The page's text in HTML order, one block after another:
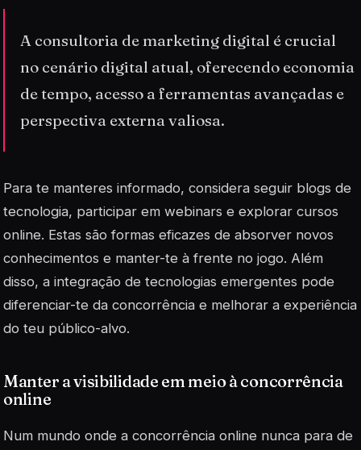
A consultoria de marketing digital é crucial
no cenário digital atual, oferecendo economia
de tempo, acesso a ferramentas avançadas e
perspectiva externa valiosa.
Para te manteres informado, considera seguir blogs de
tecnologia, participar em webinars e explorar cursos
online. Estas são formas eficazes de absorver novos
conhecimentos e manter-te à frente no jogo. Além
disso, a integração de tecnologias emergentes pode
diferenciar-te da concorrência e melhorar a experiência
do teu público-alvo.
Manter a visibilidade em meio à concorrência
online
Num mundo onde a concorrência online nunca para de